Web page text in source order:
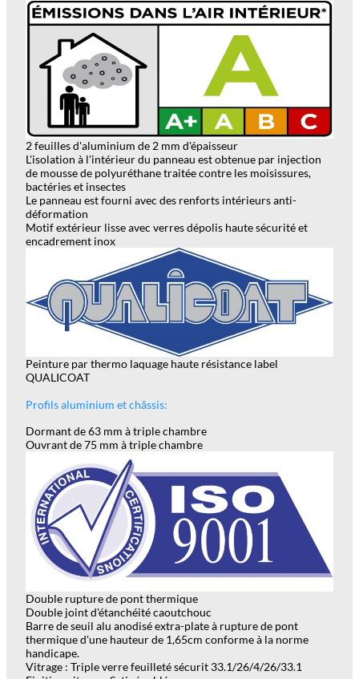
2 feuilles d'aluminium de 2 mm d'épaisseur
L'isolation à l'intérieur du panneau est obtenue par injection
de mousse de polyuréthane traitée contre les moisissures,
bactéries et insectes
Le panneau est fourni avec des renforts intérieurs anti-
déformation
Motif extérieur lisse avec verres dépolis haute sécurité et
encadrement inox
Peinture par thermo laquage haute résistance label
QUALICOAT
Profils aluminium et châssis:
Dormant de 63 mm à triple chambre
Ouvrant de 75 mm à triple chambre
Double rupture de pont thermique
Double joint d'étanchéité caoutchouc
Barre de seuil alu anodisé extra-plate à rupture de pont
thermique d'une hauteur de 1,65cm conforme à la norme
handicape.
Vitrage : Triple verre feuilleté sécurit 33.1/26/4/26/33.1